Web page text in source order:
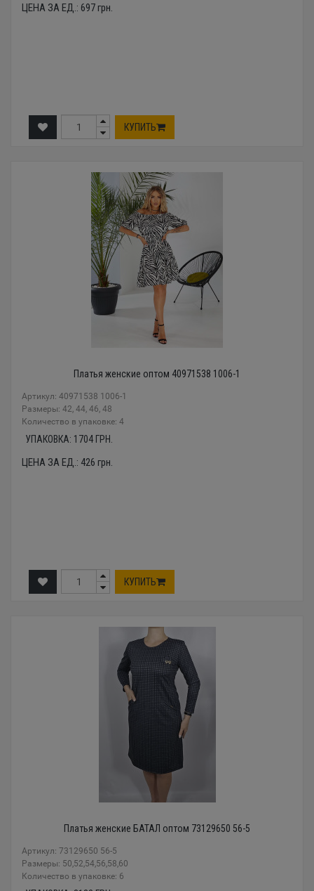
ЦЕНА ЗА ЕД.: 697грн.
КУПИТЬ
Платья женские оптом 40971538 1006-1
Артикул: 40971538 1006-1
Размеры: 42, 44, 46, 48
Количество в упаковке: 4
УПАКОВКА: 1704 ГРН.
ЦЕНА ЗА ЕД.: 426 грн.
КУПИТЬ
Платья женские БАТАЛ оптом 73129650 56-5
Артикул: 73129650 56-5
Размеры: 50,52,54,56,58,60
Количество в упаковке: 6